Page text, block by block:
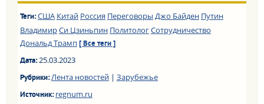
Теги:США Китай Россия Переговоры Джо Байден Путин
ВладимирСи Цзиньпин ПолитологСотрудничество
Дональд Трамп [ Все теги ]
Дата:25.03.2023
Рубрики:Лента новостей| Зарубежье
Источник:regnum.ru